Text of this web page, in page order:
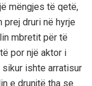
mëngjes të qetë,
prej druri në hyrje
mbretit për të
por një aktor i
ishte arratisur
e drunjtë tha se